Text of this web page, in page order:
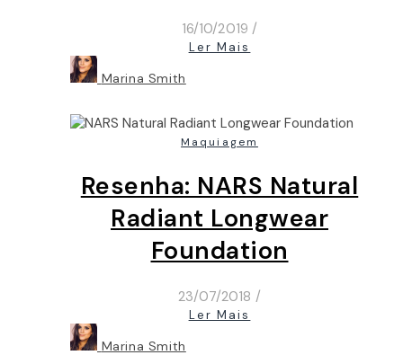
16/10/2019 /
Ler Mais
Marina Smith
Maquiagem
Resenha: NARS Natural
Radiant Longwear
Foundation
23/07/2018 /
Ler Mais
Marina Smith